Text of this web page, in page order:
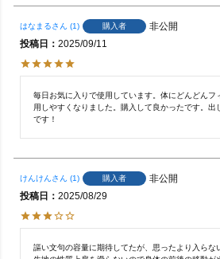
はなまる 1 購入者
非公開
投稿日
2025/09/11
毎日お気に入りで使用しています。体にどんどんフ
用しやすくなりました。購入して良かったです。出
です！
けんけん 1 購入者
非公開
投稿日
2025/08/29
謳い文句の容量に期待してたが、思ったより入らな